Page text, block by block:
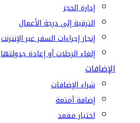
إدارة الحجز
الترقية إلى درجة الأعمال
إنجاز إجراءات السفر عبر الإنترنت
إلغاء الرحلات أو إعادة جدولتها
الإضافات
شراء الإضافات
إضافة أمتعة
اختيار مقعد